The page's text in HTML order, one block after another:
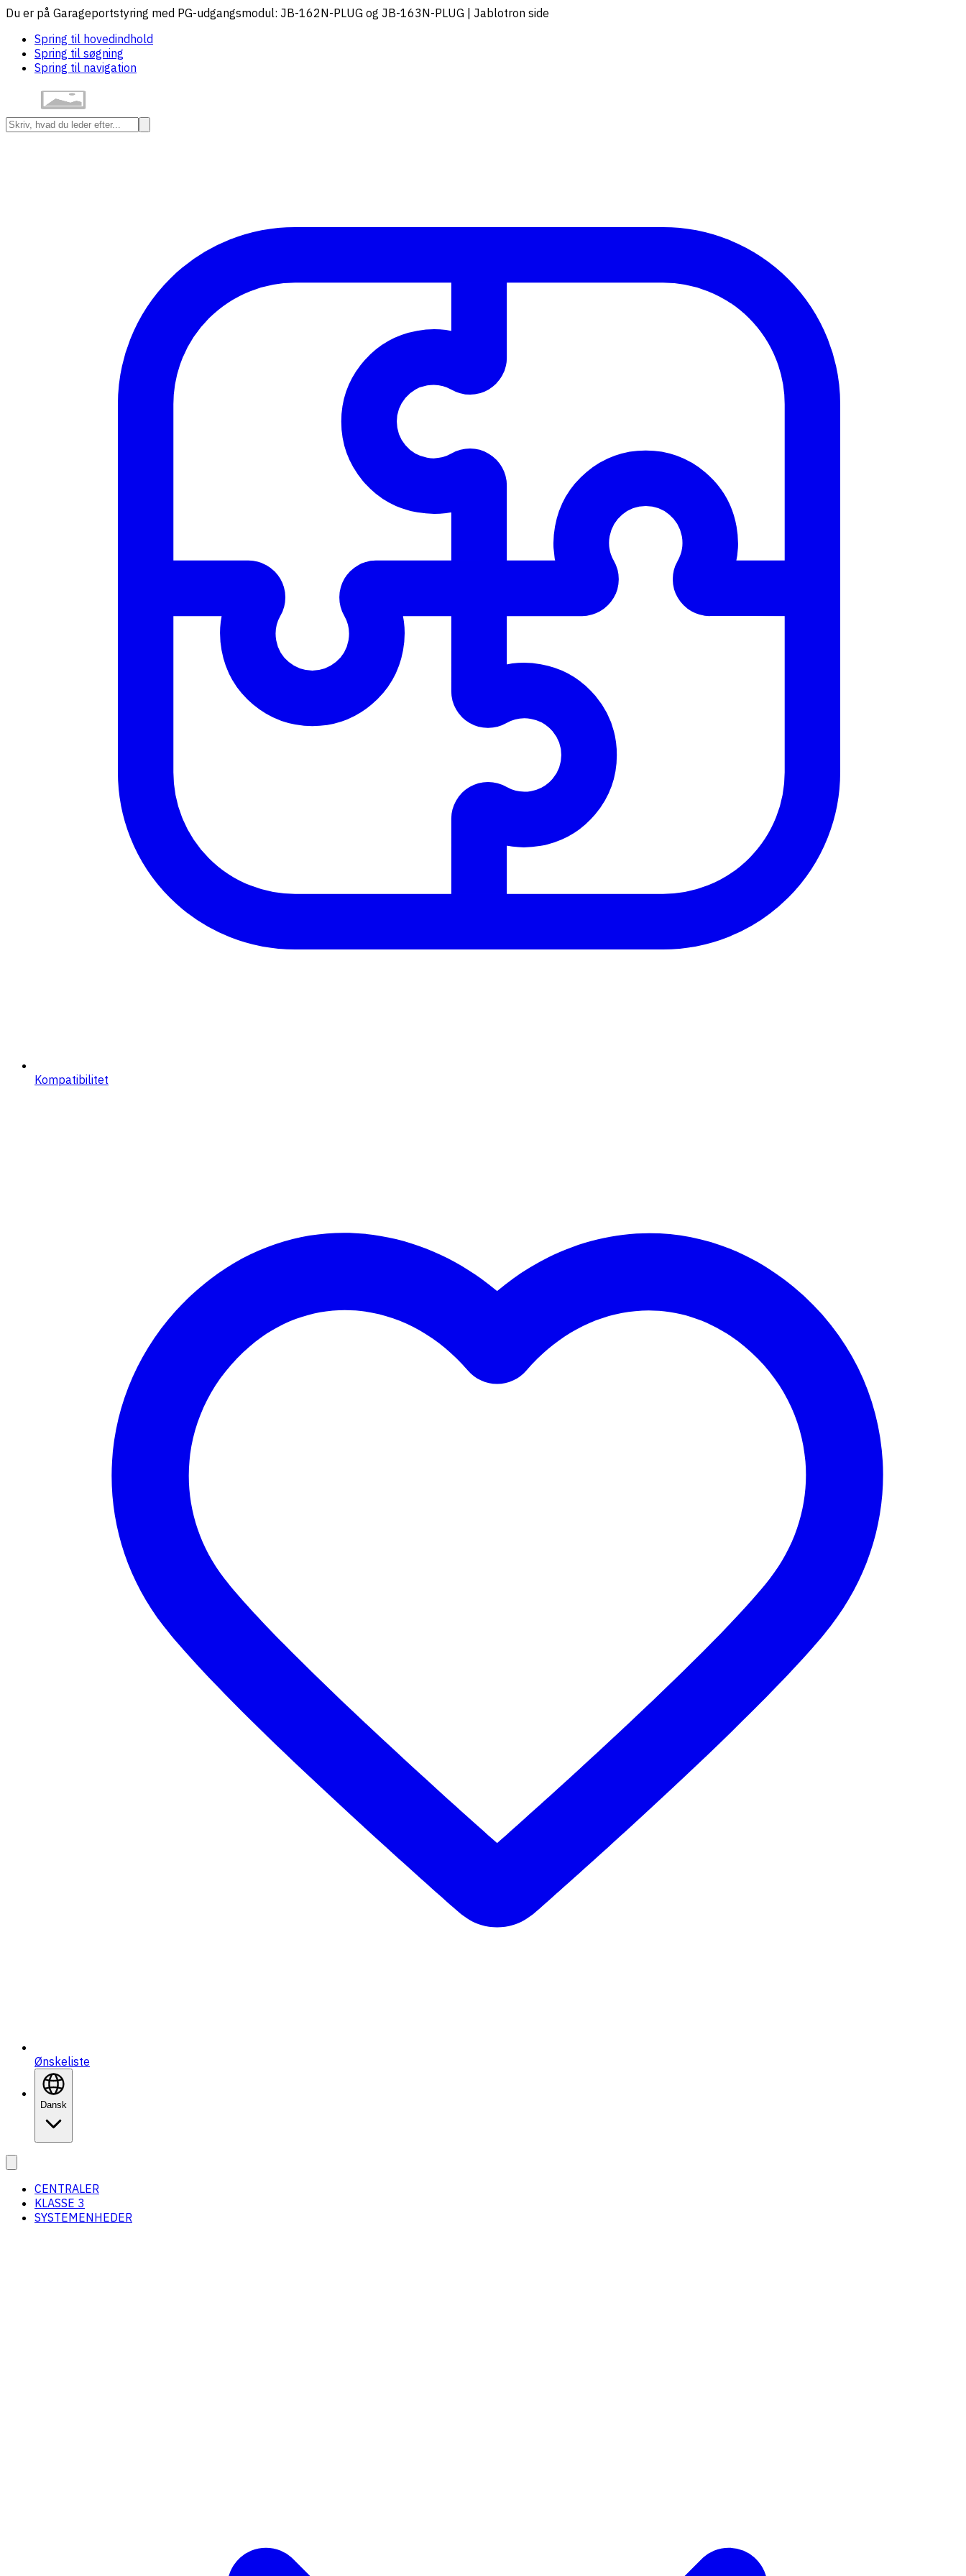
Du er på Garageportstyring med PG-udgangsmodul: JB-162N-PLUG og JB-163N-PLUG | Jablotron side
Spring til hovedindhold
Spring til søgning
Spring til navigation
Kompatibilitet
Ønskeliste
Dansk
CENTRALER
KLASSE 3
SYSTEMENHEDER